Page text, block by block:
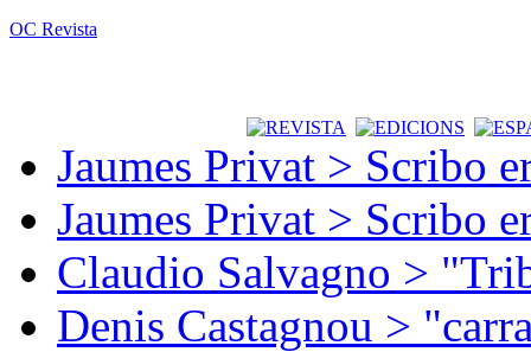
OC Revista
Jaumes Privat > Scribo
Jaumes Privat > Scribo
Claudio Salvagno >
Denis Castagnou >